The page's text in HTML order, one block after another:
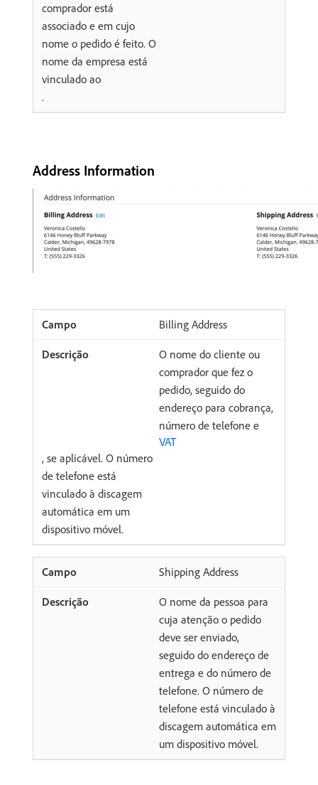
comprador está
associado e em cujo
nome o pedido é feito. O
nome da empresa está
vinculado ao
.
Address Information
Billing Address
O nome do cliente ou
comprador que fez o
pedido, seguido do
endereço para cobrança,
número de telefone e
VAT
, se aplicável. O número
de telefone está
vinculado à discagem
automática em um
dispositivo móvel.
Shipping Address
O nome da pessoa para
cuja atenção o pedido
deve ser enviado,
seguido do endereço de
entrega e do número de
telefone. O número de
telefone está vinculado à
discagem automática em
um dispositivo móvel.